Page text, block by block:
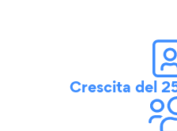
Crescita del